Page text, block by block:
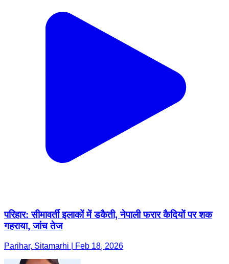
परिहार: सीमावर्ती इलाकों में डकैती, नेपाली फरार कैदियों पर शक
गहराया, जांच तेज
Parihar, Sitamarhi | Feb 18, 2026